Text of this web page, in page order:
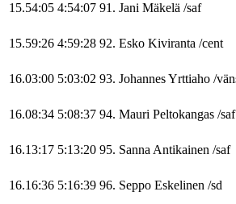
15.54:05 4:54:07 91. Jani Mäkelä /saf
15.59:26 4:59:28 92. Esko Kiviranta /cent
16.03:00 5:03:02 93. JohannesYrttiaho /
16.08:34 5:08:37 94. Mauri Peltokangas /saf
16.13:17 5:13:20 95. SannaAntikainen /saf
16.16:36 5:16:39 96. Seppo Eskelinen /sd